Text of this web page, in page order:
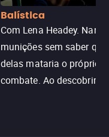
Balística
Com Lena Headey.
munições sem saber
delas mataria o próprio
combate. Ao descobrir a